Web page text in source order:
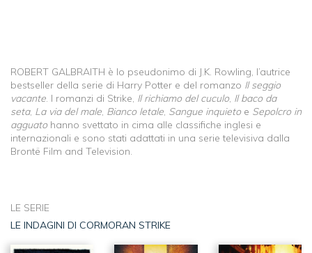
ROBERT GALBRAITH è lo pseudonimo di J.K. Rowling, l’autrice
bestseller della serie di Harry Potter e del romanzo Il seggio
vacante. I romanzi di Strike, Il richiamo del cuculo, Il baco da
seta, La via del male, Bianco letale, Sangue inquieto e Sepolcro in
agguato hanno svettato in cima alle classifiche inglesi e
internazionali e sono stati adattati in una serie televisiva dalla
Brontë Film and Television.
LE SERIE
LE INDAGINI DI CORMORAN STRIKE